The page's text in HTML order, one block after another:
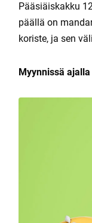
Pääsiäiskakku
päällä on
koriste, ja sen
Myynnissä